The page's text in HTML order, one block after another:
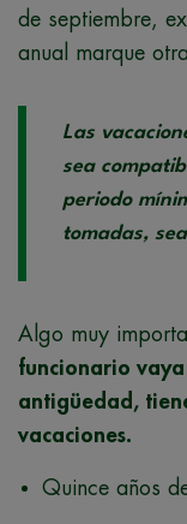
de septiembre,
anual marque
Las
sea
periodo
tomadas,
Algo muy
funcionario
antigüedad,
vacaciones.
Quince años